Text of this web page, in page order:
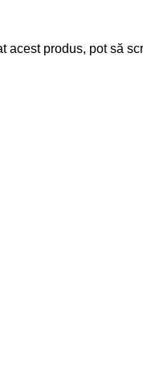
acest produs, pot să